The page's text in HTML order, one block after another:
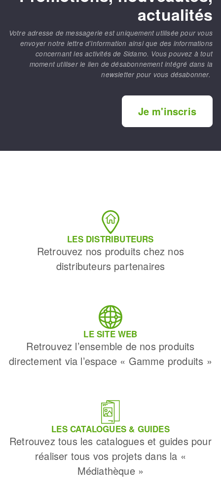
actualités
Votre adresse de messagerie est uniquement utilisée pour vous
envoyer notre lettre d’information ainsi que des informations
concernant les activités de Sidamo. Vous pouvez à tout
moment utiliser le lien de désabonnement intégré dans la
newsletter pour vous désabonner.
Je m'inscris
LES DISTRIBUTEURS
Retrouvez nos produits chez nos
distributeurs partenaires
LE SITE WEB
Retrouvez l’ensemble de nos produits
directement via l’espace « Gamme produits »
LES CATALOGUES & GUIDES
Retrouvez tous les catalogues et guides pour
réaliser tous vos projets dans la «
Médiathèque »